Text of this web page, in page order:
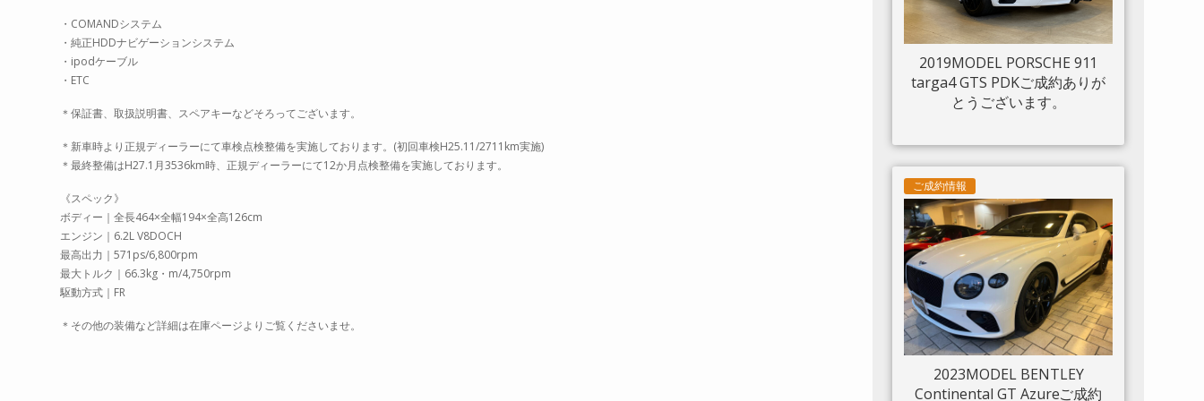
・COMANDシステム
・純正HDDナビゲーションシステム
・ipodケーブル
・ETC
＊保証書、取扱説明書、スペアキーなどそろってございます。
＊新車時より正規ディーラーにて車検点検整備を実施しております。(初回車検H25.11/2711km実施)
＊最終整備はH27.1月3536km時、正規ディーラーにて12か月点検整備を実施しております。
《スペック》
ボディー｜全長464×全幅194×全高126cm
エンジン｜6.2L V8DOCH
最高出力｜571ps/6,800rpm
最大トルク｜66.3kg・m/4,750rpm
駆動方式｜FR
＊その他の装備など詳細は在庫ページよりご覧くださいませ。
2019MODEL PORSCHE 911
targa4 GTS PDKご成約ありが
とうございます。
ご成約情報
2023MODEL BENTLEY
Continental GT Azureご成約